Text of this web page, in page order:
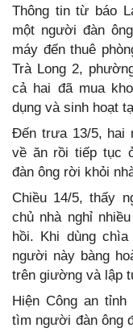
Thông tin từ báo
một người đàn
máy đến thuê
Trà Long 2,
cả hai đã mua
dụng và sinh hoạt
Đến trưa 13/5, hai
về ăn rồi tiếp tục
đàn ông rời khỏi
Chiều 14/5, thấy
chủ nhà nghỉ
hồi. Khi dùng
người này bàng
trên giường và lập
Hiện Công an
tìm người đàn ông